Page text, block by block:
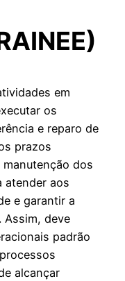
em
os
e reparo de
prazos
dos
atender aos
e garantir a
Assim, deve
padrão
alcançar